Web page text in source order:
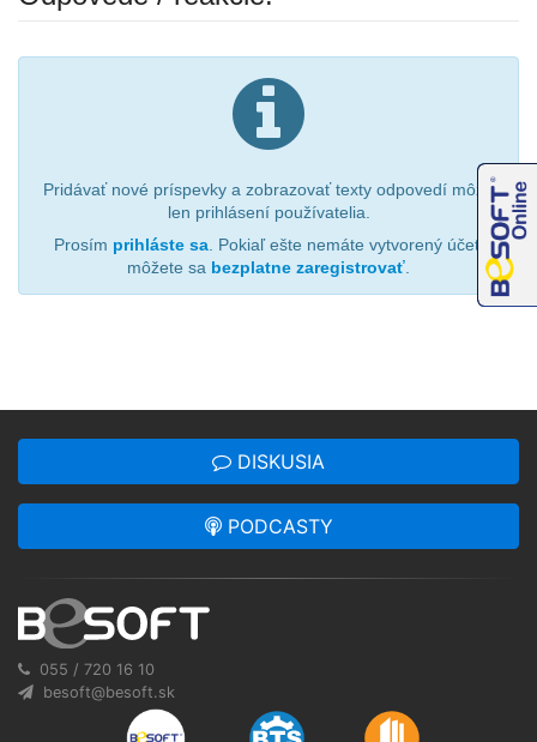
Pridávať nové príspevky a zobrazovať texty odpovedí môžu
len prihlásení používatelia.
Prosím prihláste sa. Pokiaľ ešte nemáte vytvorený účet,
môžete sa bezplatne zaregistrovať
DISKUSIA
PODCASTY
055 / 720 16 10
besoft@besoft.sk